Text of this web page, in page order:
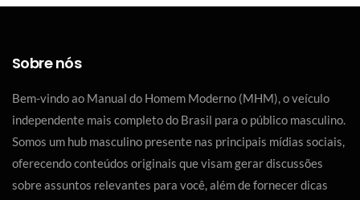
Sobre nós
Bem-vindo ao Manual do Homem Moderno (MHM), o veículo
independente mais completo do Brasil para o público masculino.
Somos um hub masculino presente nas principais mídias sociais,
oferecendo conteúdos originais que visam gerar discussões
sobre assuntos relevantes para você, além de fornecer dicas